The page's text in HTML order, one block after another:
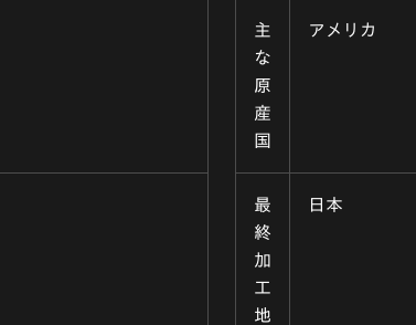
主
な
原
産
国
アメリカ
最
終
加
工
地
日本